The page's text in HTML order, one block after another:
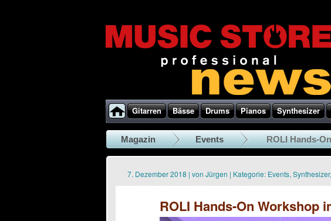
Gitarren Bässe Drums Pianos Synthesizer
Magazin Events ROLI Hands-
7. Dezember 2018 | von Jürgen | Kategorie: Events, Synthesizer,
ROLI Hands-On Workshop